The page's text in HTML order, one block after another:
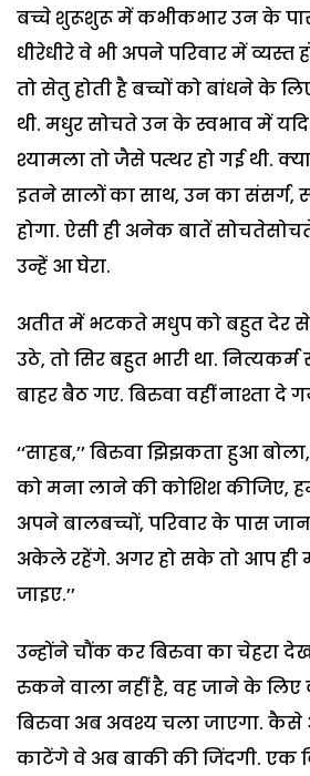
बच्चे शुरूशुरू में कभीकभार उन के
धीरेधीरे वे भी अपने परिवार में व्यस्त
तो सेतु होती है बच्चों को बांधने के
थी. मधुर सोचते उन के स्वभाव में यदि
श्यामला तो जैसे पत्थर हो गई थी.
इतने सालों का साथ, उन का संसर्ग,
होगा. ऐसी ही अनेक बातें
उन्हें आ घेरा.
अतीत में भटकते मधुप को बहुत देर
उठे, तो सिर बहुत भारी था.
बाहर बैठ गए. बिरुवा वहीं नाश्ता दे
‘‘साहब,’’ बिरुवा झिझकता हुआ
को मना लाने की कोशिश कीजिए,
अपने बालबच्चों, परिवार के पास
अकेले रहेंगे. अगर हो सके तो आप
जाइए.’’
उन्होंने चौंक कर बिरुवा का चेहरा
रुकने वाला नहीं है, वह जाने के लिए
बिरुवा अब अवश्य चला जाएगा.
काटेंगे वे अब बाकी की जिंदगी. एक